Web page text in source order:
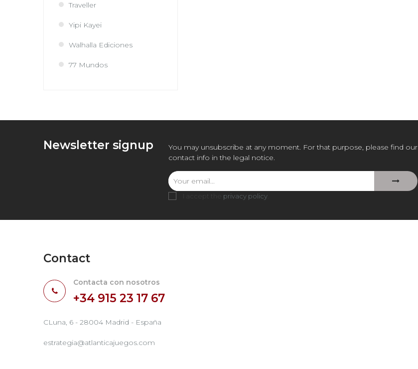
Traveller
Yipi Kayei
Walhalla Ediciones
77 Mundos
Newsletter signup
You may unsubscribe at any moment. For that purpose, please find our
contact info in the legal notice.
I accept the privacy policy
Contact
Contacta con nosotros
+34 915 23 17 67
CLuna, 6 - 28004 Madrid - España
estrategia@atlanticajuegos.com